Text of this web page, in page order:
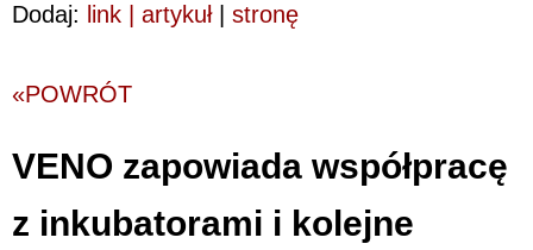
Dodaj: link | artykuł| stronę
«POWRÓT
VENO zapowiada współpracę
z inkubatorami i kolejne